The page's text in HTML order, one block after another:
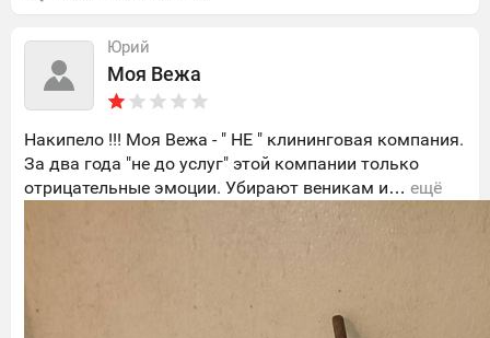
Юрий
Моя Вежа
Накипело !!! Моя Вежа - " НЕ " клининговая компания.
За два года "не до услуг" этой компании только
отрицательные эмоции. Убирают веникам и… ещё